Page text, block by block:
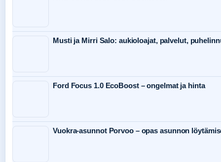
Musti ja Mirri Salo: aukioloajat, palvelut,
Ford Focus 1.0 EcoBoost – ongelmat ja hinta
Vuokra-asunnot Porvoo – opas asunnon